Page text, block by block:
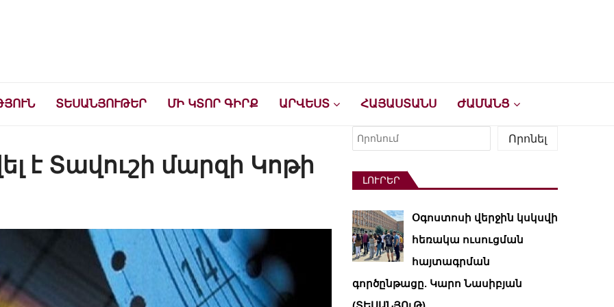
ՏԵՍԱՆՅՈՒԹԵՐ ՄԻ ԿՏՈՐ ԳԻՐՔ ԱՐՎԵՍՏ ՀԱՅԱՍՏԱՆՍ ԺԱՄԱՆՑ
է Տավուշի մարզի Կոթի
Որոնել
Որոնել
ԼՈՒՐԵՐ
Օգոստոսի վերջին կսկսվի
հեռակա ուսուցման
հայտագրման
գործընթացը. Կարո Նասիբյան